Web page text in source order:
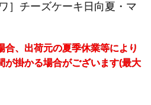
］チーズケーキ日向夏・マ
合、出荷元の夏季休業等により
が掛かる場合がございます(最大